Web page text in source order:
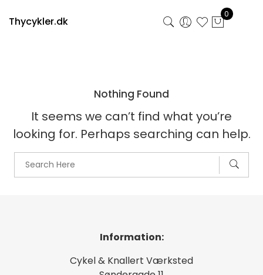
Thycykler.dk
0
Nothing Found
It seems we can’t find what you’re
looking for. Perhaps searching can help.
Information:
Cykel & Knallert Værksted